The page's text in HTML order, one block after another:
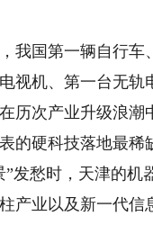
国第一辆自行车
视机、第一台无轨
次产业升级浪潮
的硬科技落地最稀
愁时，天津的机
产业以及新一代